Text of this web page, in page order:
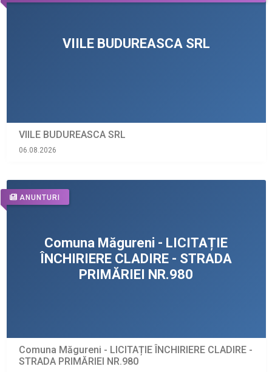
VIILE BUDUREASCA SRL
06.08.2026
ANUNTURI
Comuna Măgureni - LICITAȚIE ÎNCHIRIERE CLADIRE -
STRADA PRIMĂRIEI NR.980